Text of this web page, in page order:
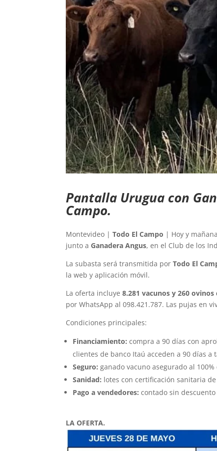
Pantalla Urugua con
Campo.
Montevideo |Todo El Campo | Hoy y
junto a Ganadera Angus, en el Club de los
La subasta será transmitida porTodo El
la web y aplicación móvil.
La oferta incluye8.281 vacunos y 260
por WhatsApp al 098.421.787. Las pujas en
Condiciones principales:
Financiamiento: compra a 90 días con
clientes de banco Itaú acceden a 90 días a
Seguro: ganado vacuno asegurado al
Sanidad: lotes con certificación sanitaria
Pago a vendedores: contado sin
LA OFERTA.